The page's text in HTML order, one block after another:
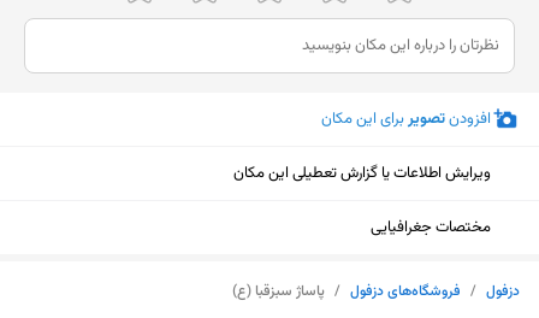
افزودنتصویربرای این مکان
ویرایش اطلاعات یا گزارش تعطیلی این مکان
مختصات جغرافیایی
دزفول / فروشگاه‌های دزفول / پاساژ سبزقبا (ع)